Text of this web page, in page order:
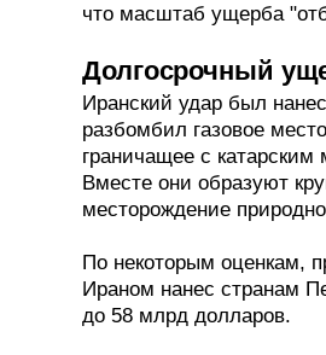
что масштаб ущерба
Долгосрочный
Иранский удар был
разбомбил газовое
граничащее с
Вместе они образуют
месторождение
По некоторым оценкам,
Ираном нанес странам
до 58 млрд долларов.